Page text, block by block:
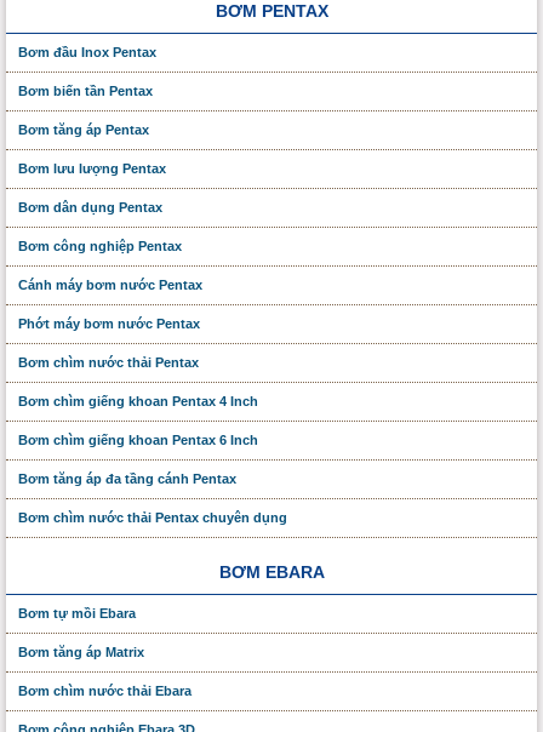
BƠM PENTAX
Bơm đầu Inox Pentax
Bơm biến tần Pentax
Bơm tăng áp Pentax
Bơm lưu lượng Pentax
Bơm dân dụng Pentax
Bơm công nghiệp Pentax
Cánh máy bơm nước Pentax
Phớt máy bơm nước Pentax
Bơm chìm nước thải Pentax
Bơm chìm giếng khoan Pentax 4 Inch
Bơm chìm giếng khoan Pentax 6 Inch
Bơm tăng áp đa tầng cánh Pentax
Bơm chìm nước thải Pentax chuyên dụng
BƠM EBARA
Bơm tự mồi Ebara
Bơm tăng áp Matrix
Bơm chìm nước thải Ebara